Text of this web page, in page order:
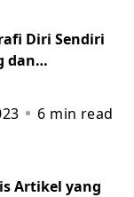
Diri Sendiri
dan
Karier
6 min read
Artikel yang